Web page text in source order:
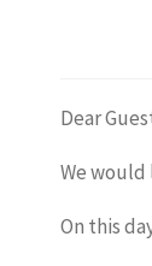
Dear
We would
On this